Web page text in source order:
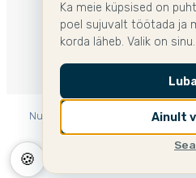
Ka meie küpsised on
poel sujuvalt töötada ja
korda läheb. Valik on sinu.
Ainult
🍪
Nurme mujal Euroopas: 🌍
🇫🇮 Suomi
🇸🇪 Sverige